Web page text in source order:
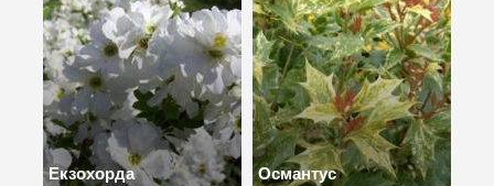
Екзохорда Османтус